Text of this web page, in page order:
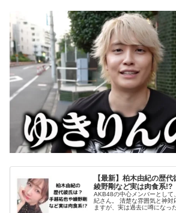
【最新】柏木由紀の歴
綾野剛など実は肉食系!?
AKB48の中心メンバーとして
紀さん。 清楚な雰囲気と神
ますが、実は過去に噂になっ